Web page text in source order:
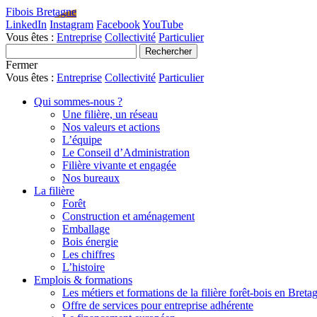
Fibois Bretagne
LinkedIn Instagram FacebookYouTube
Vous êtes : Entreprise Collectivité Particulier
Fermer
Vous êtes : Entreprise Collectivité Particulier
Qui sommes-nous ?
Une filière, un réseau
Nos valeurs et actions
L’équipe
Le Conseil d’Administration
Filière vivante et engagée
Nos bureaux
La filière
Forêt
Construction et aménagement
Emballage
Bois énergie
Les chiffres
L’histoire
Emplois & formations
Les métiers et formations de la filière forêt-bois en
Offre de services pour entreprise adhérente